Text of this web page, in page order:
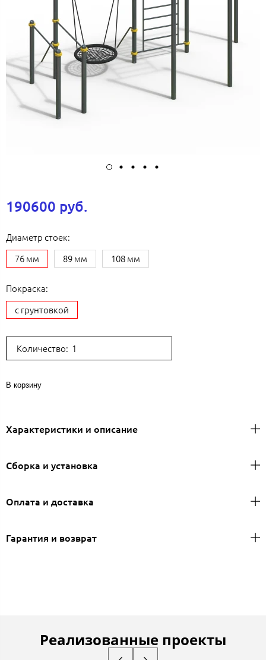
190600 руб.
Диаметр стоек:
76 мм
89 мм 108 мм
Покраска:
с грунтовкой
Количество:
В корзину
Характеристики и описание
Сборка и установка
Оплата и доставка
Гарантия и возврат
Реализованные проекты